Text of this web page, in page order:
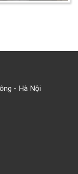
- Hà Nội